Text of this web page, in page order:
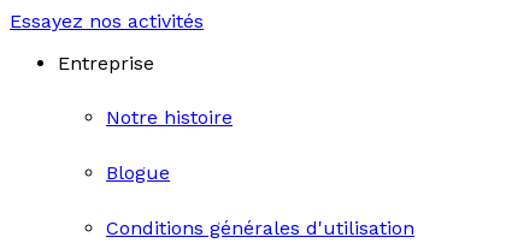
Essayez nos activités
Entreprise
Notre histoire
Blogue
Conditions générales d'utilisation